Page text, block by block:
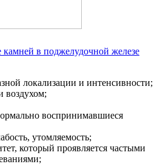
в поджелудочной железе
локализации и интенсивности;
воздухом;
воспринимавшиеся
утомляемость;
который проявляется частыми